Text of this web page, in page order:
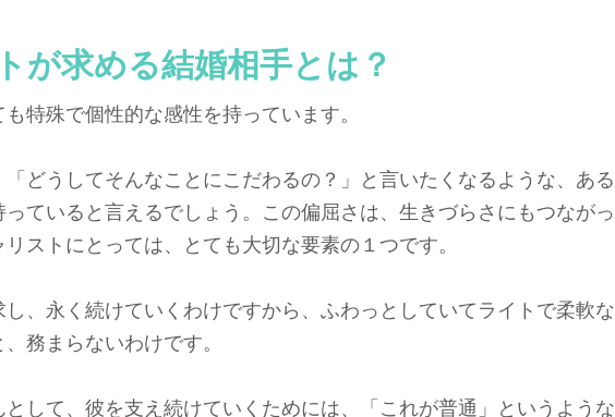
が求める結婚相手とは？
特殊で個性的な感性を持っています。
どうしてそんなことにこだわるの？」と言いたくなるような、ある
ていると言えるでしょう。この偏屈さは、生きづらさにもつながっ
ストにとっては、とても大切な要素の１つです。
し、永く続けていくわけですから、ふわっとしていてライトで柔軟な
務まらないわけです。
して、彼を支え続けていくためには、「これが普通」というような